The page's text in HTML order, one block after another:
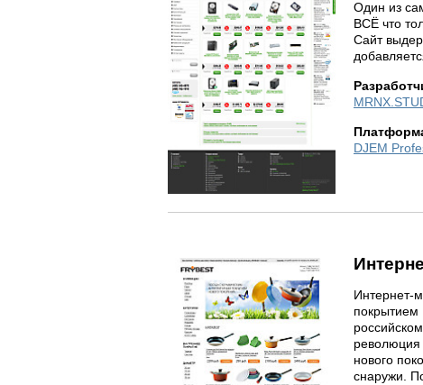
Один из
ВСЁ что
Сайт
DJEM
Интернет-
покрытием
революция
нового
снаружи.